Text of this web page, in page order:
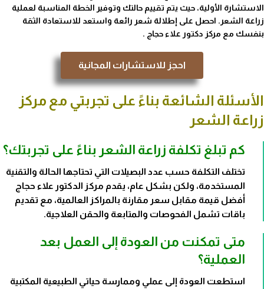
الاستشارة الأولية، حيث يتم تقييم حالتك وتوفير الخطة المناسبة لعملية
زراعة الشعر. احصل على إطلالة شعر رائعة واستعد للاستعادة الثقة
بنفسك مع مركز دكتور علاء حجاج .
احجز للاستشارات المجانية
الأسئلة الشائعة بناءً على تجربتي مع مركز
زراعة الشعر
كم تبلغ تكلفة زراعة الشعر بناءً على تجربتك؟
تختلف التكلفة حسب عدد البصيلات التي تحتاجها الحالة والتقنية
المستخدمة، ولكن بشكل عام، يقدم مركز الدكتور علاء حجاج
أفضل قيمة مقابل سعر مقارنة بالمراكز العالمية، مع تقديم
باقات تشمل الفحوصات والمتابعة والحقن العلاجية.
متى تمكنت من العودة إلى العمل بعد
العملية؟
استطعت العودة إلى عملي وممارسة حياتي الطبيعية المكتبية